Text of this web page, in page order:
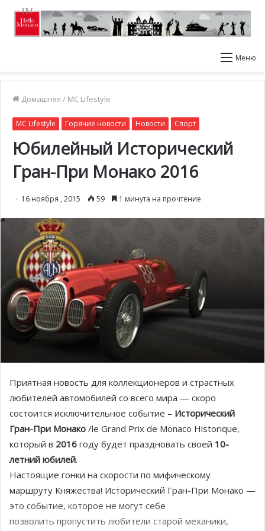
Меню
Домашняя / MC Lifestyle
MC Lifestyle Горячие новости Новости Спорт
Юбилейный Исторический
Гран-При Монако 2016
16 ноября , 2015 59 1 минута на прочтение
Приятная новость для коллекционеров и страстных
любителей автомобилей со всего мира — скоро
состоится исключительное событие – Исторический
Гран-При Монако /le Grand Prix de Monaco Historique,
который в 2016 году будет праздновать своей 10-
летний юбилей.
Настоящие гонки на скорости по мифическому
маршруту Княжества! Исторический Гран-При Монако —
это cобытие, которое не могут себе
позволить пропустить любители старой механики,